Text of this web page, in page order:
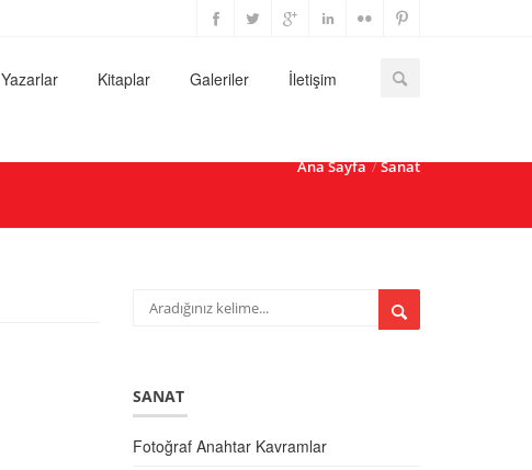
Yazarlar Kitaplar Galeriler İletişim
Ana Sayfa Sanat
SANAT
Fotoğraf Anahtar Kavramlar